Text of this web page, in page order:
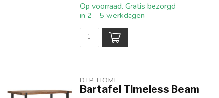
Op voorraad. Gratis bezorgd
in 2 - 5 werkdagen
DTP HOME
Bartafel Timeless Beam